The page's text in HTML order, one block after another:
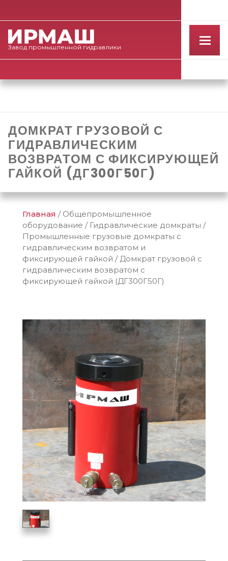
Завод промышленной гидравлики
ДОМКРАТ ГРУЗОВОЙ С
ГИДРАВЛИЧЕСКИМ
ВОЗВРАТОМ С ФИКСИРУЮЩЕЙ
ГАЙКОЙ (ДГ300Г50Г)
Главная / Общепромышленное
оборудование / Гидравлические домкраты /
Промышленные грузовые домкраты c
гидравлическим возвратом и
фиксирующей гайкой / Домкрат грузовой с
гидравлическим возвратом с
фиксирующей гайкой (ДГ300Г50Г)